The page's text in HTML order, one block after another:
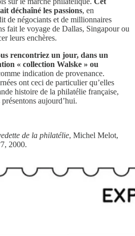
déchaîné les passions, en
de négociants et de millionnaires
fait le voyage de Dallas, Singapour ou
leurs enchères.
rencontriez un jour, dans un
« collection Walske » ou
indication de provenance.
ont ceci de particulier qu’elles
histoire de la philatélie française,
aujourd’hui.
de la philatélie, Michel Melot,
2000.